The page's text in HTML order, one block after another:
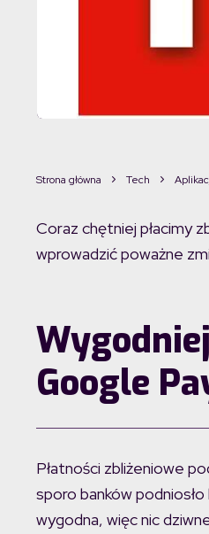
Strona główna Tech
Coraz chętniej płacimy
wprowadzić poważne
Google
Płatności zbliżeniowe
sporo banków
wygodna, więc nic